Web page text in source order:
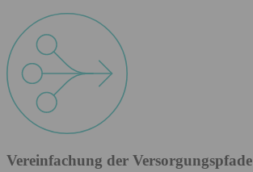
Vereinfachung der Versorgungspfade